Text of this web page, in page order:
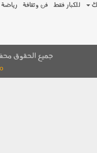
للكبار فقط فن وثقافة رياضة
جميع الحقوق